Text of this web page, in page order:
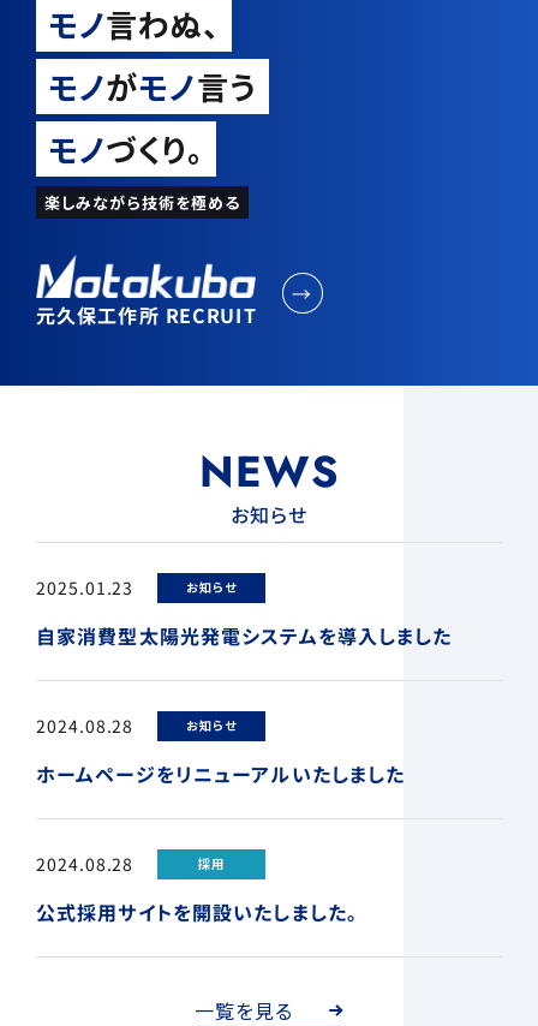
モノ言わぬ、
モノがモノ言う
モノづくり。
楽しみながら技術を極める
元久保工作所 RECRUIT
→
NEWS
お知らせ
2025.01.23 お知らせ
自家消費型太陽光発電システムを導入しました
2024.08.28 お知らせ
ホームページをリニューアルいたしました
2024.08.28 採用
公式採用サイトを開設いたしました。
一覧を見る